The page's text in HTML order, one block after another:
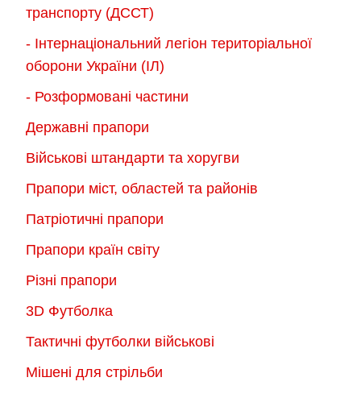
транспорту (ДССТ)
- Інтернаціональний легіон територіальної
оборони України (ІЛ)
- Розформовані частини
Державні прапори
Військові штандарти та хоругви
Прапори міст, областей та районів
Патріотичні прапори
Прапори країн світу
Різні прапори
3D Футболка
Тактичні футболки військові
Мішені для стрільби